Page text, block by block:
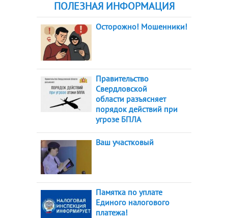
ПОЛЕЗНАЯ ИНФОРМАЦИЯ
Осторожно! Мошенники!
Правительство
Свердловской
области разъясняет
порядок действий при
угрозе БПЛА
Ваш участковый
Памятка по уплате
Единого налогового
платежа!